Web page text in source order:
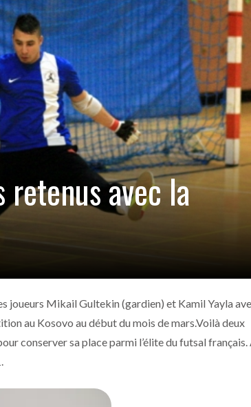
2016
novembre 2016
- 13 novembre 2016
2016
2016
ANGERS –
avec la
joueurs Mikail Gultekin (gardien) et Kamil Yayla
au Kosovo au début du mois de mars.Voilà deux
conserver sa place parmi l’élite du futsal français.